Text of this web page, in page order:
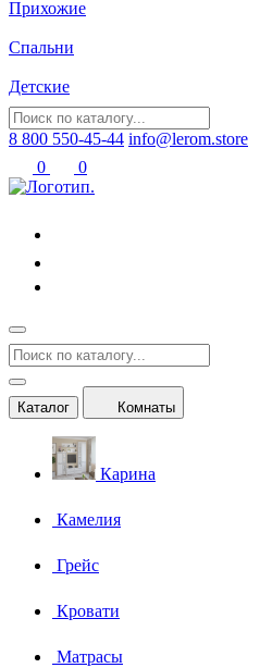
Прихожие
Спальни
Детские
8 800 550-45-44 info@lerom.store
0
0
Каталог Комнаты
Карина
Камелия
Грейс
Кровати
Матрасы